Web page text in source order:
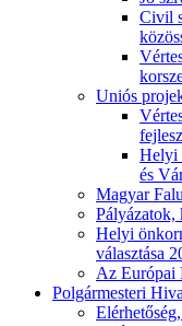
Civil
Uniós
Helyi
és
Magyar
Pályázatok,
Helyi
választása
Az Európai
Polgármesteri